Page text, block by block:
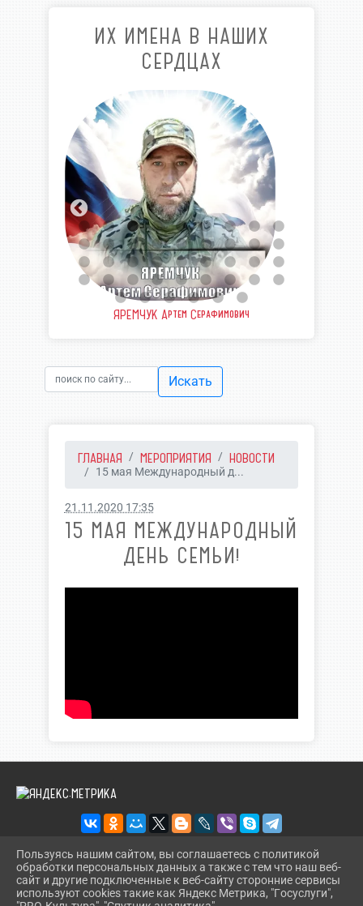
ИХ ИМЕНА В НАШИХ
СЕРДЦАХ
ЯРЕМЧУК Артем Серафимович
Искать
ГЛАВНАЯ МЕРОПРИЯТИЯ НОВОСТИ
15 мая Международный д...
21.11.2020 17:35
15 МАЯ МЕЖДУНАРОДНЫЙ
ДЕНЬ СЕМЬИ!
2026 Г. KORBIBL.RU
ВХОД
Пользуясь нашим сайтом, вы соглашаетесь с политикой
обработки персональных данных а также с тем что наш веб-
сайт и другие подключенные к веб-сайту сторонние сервисы
используют cookies такие как Яндекс Метрика, "Госуслуги",